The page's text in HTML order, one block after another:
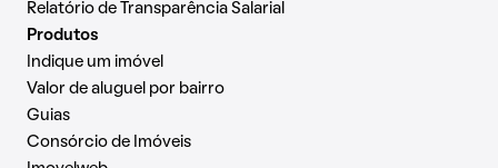
Relatório de Transparência Salarial
Produtos
Indique um imóvel
Valor de aluguel por bairro
Guias
Consórcio de Imóveis